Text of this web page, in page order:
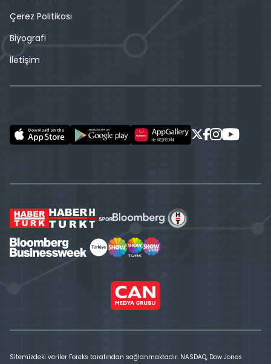
Çerez Politikası
Biyografi
İletişim
Sitemizdeki veriler Foreks tarafından sağlanmaktadır. NASDAQ, Dow Jones